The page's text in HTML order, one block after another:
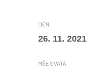
26. 11. 2021